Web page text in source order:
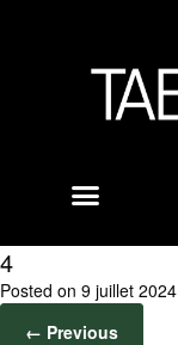
4
Posted on 9 juillet 2024
← Previous